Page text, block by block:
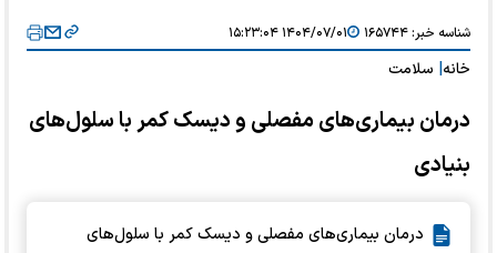
شناسه خبر:۱۶۵۷۴۴ ۱۴۰۴/۰۷/۰۱ ۱۵:۲۳:۰۴
خانه سلامت
درمان بیماری‌های مفصلی و دیسک کمر با سلول‌های
بنیادی
درمان بیماری‌های مفصلی و دیسک کمر با سلول‌های